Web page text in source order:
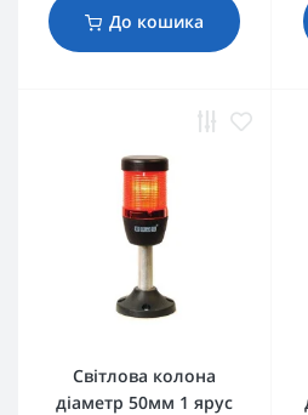
До кошика
Світлова колона
діаметр 50мм 1 ярус